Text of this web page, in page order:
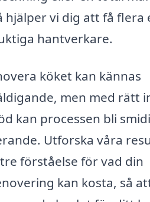
hjälper vi dig att få flera
hantverkare.
köket kan kännas
men med rätt
kan processen bli
Utforska våra
förståelse för vad din
kan kosta, så